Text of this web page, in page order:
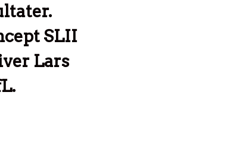
SLII
Lars